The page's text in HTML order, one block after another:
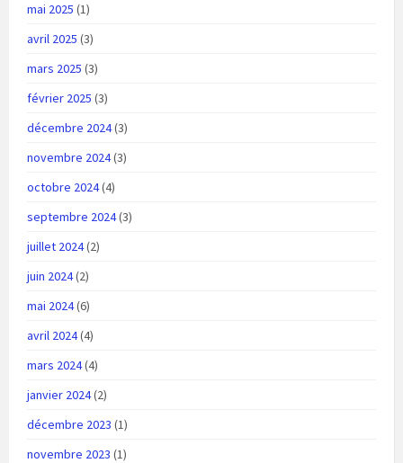
mai 2025 (1)
avril 2025 (3)
mars 2025 (3)
février 2025 (3)
décembre 2024(3)
novembre 2024(3)
octobre 2024(4)
septembre 2024(3)
juillet 2024(2)
juin 2024(2)
mai 2024(6)
avril 2024(4)
mars 2024(4)
janvier 2024(2)
décembre 2023 (1)
novembre 2023 (1)